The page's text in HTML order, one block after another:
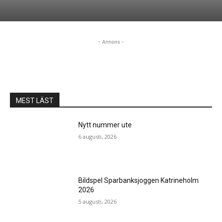
- Annons -
MEST LÄST
Nytt nummer ute
6 augusti, 2026
Bildspel Sparbanksjoggen Katrineholm
2026
5 augusti, 2026